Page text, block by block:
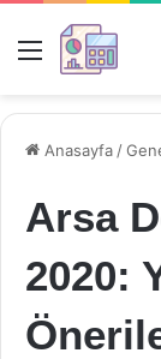
Menü
Anasayfa /
Arsa
2020: